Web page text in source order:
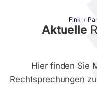
Fink +
Aktuelle
Hier finden Sie
Rechtsprechungen